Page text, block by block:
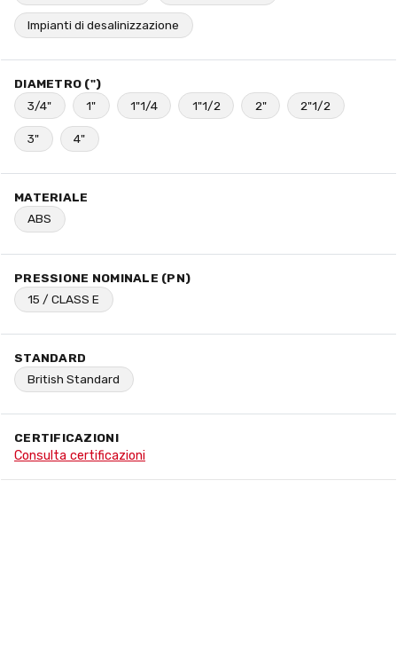
Impianti di desalinizzazione
DIAMETRO (")
3/4"
1" 1"1/4 1"1/2 2" 2"1/2
3" 4"
MATERIALE
ABS
PRESSIONE NOMINALE (PN)
15 / CLASS E
STANDARD
British Standard
CERTIFICAZIONI
Consulta certificazioni